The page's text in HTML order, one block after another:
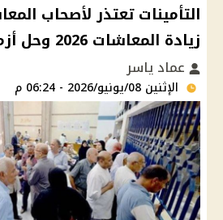
التأمينات تعتذر لأصحاب
زيادة المعاشات 2026 وحل أزمة السيستم
عماد ياسر
الإثنين 08/يونيو/2026 - 06:24 م